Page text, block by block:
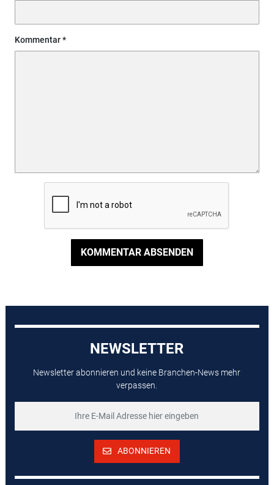
Kommentar
KOMMENTAR ABSENDEN
NEWSLETTER
Newsletter abonnieren und keine Branchen-News mehr
verpassen.
ABONNIEREN